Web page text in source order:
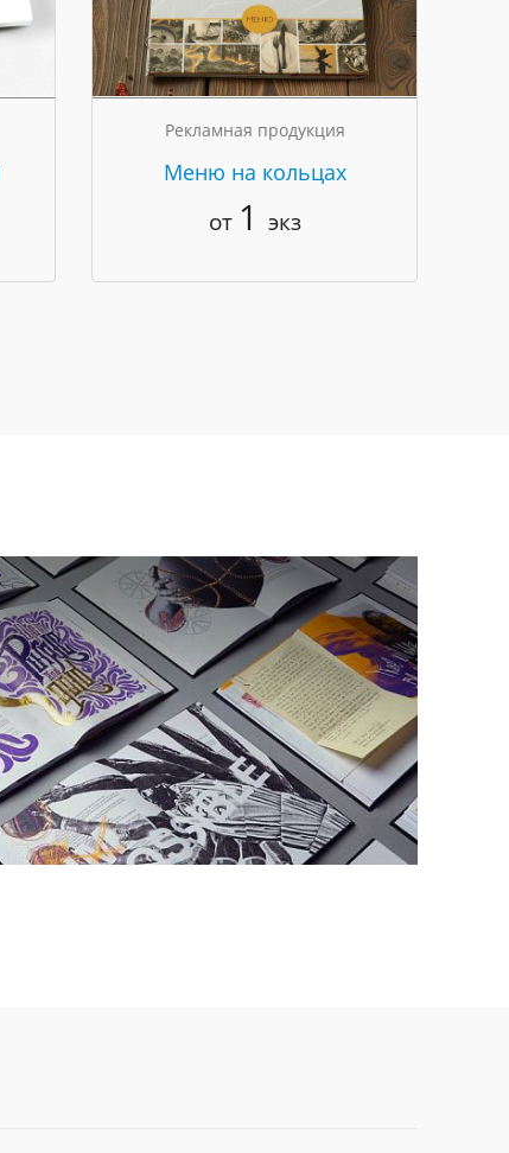
Рекламная продукция
Меню на кольцах
от 1 экз